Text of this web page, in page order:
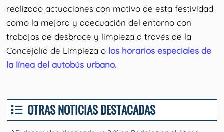
realizado actuaciones con motivo de esta festividad
como la mejora y adecuación del entorno con
trabajos de desbroce y limpieza a través de la
Concejalía de Limpieza o los horarios especiales de
la línea del autobús urbano.
OTRAS NOTICIAS DESTACADAS